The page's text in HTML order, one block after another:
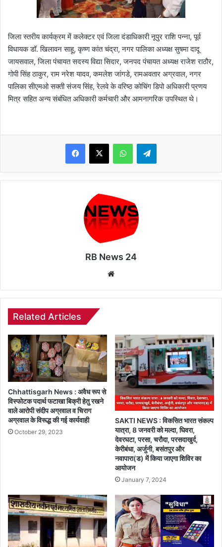
जिला स्तरीय कार्यक्रम में कलेक्टर एवं जिला दंडाधिकारी नूपुर राशि पन्ना, पूर्व
विधायक डॉ. खिलावन साहू, कृष्ण कांत चंद्रा, नगर पालिका अध्यक्ष सुषमा दादू
जायसवाल, जिला पंचायत सदस्य विद्या सिदार, जनपद पंचायत अध्यक्ष राजेश राठौर,
गोपी सिंह ठाकुर, राम नरेश यादव, कमलेश जांगडे, रामअवतार अग्रवाल, नगर
पालिका सीएमओ सक्ती संजय सिंह, रेलवे के वरिष्ठ कोचिंग डिपो अधिकारी प्रणय
मित्र सहित अन्य संबंधित अधिकारी कर्मचारी और आमनागरिक उपस्थित थे।
WhatsAppTelegram
RB News 24
Related Articles
Chhattisgarh News : अवैध रूप से
विस्फोटक पदार्थ फटाखा बिक्री हेतु रखने
वाले आरोपी संदीप अग्रवाल व चिराग
अग्रवाल के विरूद्ध की गई कार्यवाही
October 29, 2023
SAKTI NEWS : विकसित भारत संकल्प
यात्रा, 8 जनवरी को मल्दा, घिवरा,
देवरघटा, परसा, चरौदा, परसदाखुर्द,
केरीबंधा, अर्जुनी, बसंतपुर और
नवापारा(ड) में किया जाएगा शिविर का
आयोजन
January 7, 2024